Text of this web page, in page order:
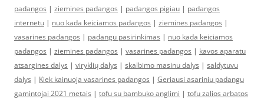
padangos | ziemines padangos | padangos pigiau | padangos
internetu | nuo kada keiciamos padangos | ziemines padangos |
vasarines padangos | padangu pasirinkimas | nuo kada keiciamos
padangos | ziemines padangos | vasarines padangos | kavos aparatu
atsargines dalys | viryklių dalys | skalbimo masinu dalys | saldytuvu
dalys | Kiek kainuoja vasarines padangos | Geriausi asariniu padangu
gamintojai 2021 metais | tofu su bambuko anglimi | tofu zalios arbatos